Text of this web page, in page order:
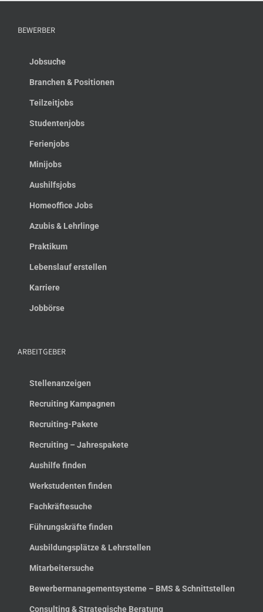
BEWERBER
Jobsuche
Branchen & Positionen
Teilzeitjobs
Studentenjobs
Ferienjobs
Minijobs
Aushilfsjobs
Homeoffice Jobs
Azubis & Lehrlinge
Praktikum
Lebenslauf erstellen
Karriere
Jobbörse
ARBEITGEBER
Stellenanzeigen
Recruiting Kampagnen
Recruiting-Pakete
Recruiting – Jahrespakete
Aushilfe finden
Werkstudenten finden
Fachkräftesuche
Führungskräfte finden
Ausbildungsplätze & Lehrstellen
Mitarbeitersuche
Bewerbermanagementsysteme – BMS & Schnittstellen
Consulting & Strategische Beratung